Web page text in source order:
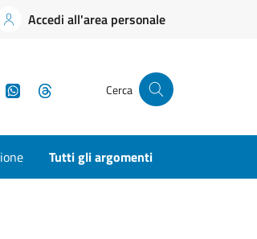
Accedi all'area personale
TelegramWhatsApp Cerca
Tutti gli argomenti